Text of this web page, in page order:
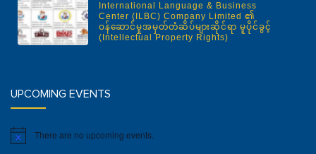
International Language & Business
Center (ILBC) Company Limited ၏
ဝန်ဆောင်မှုအမှတ်တံဆိပ်များဆိုင်ရာ မူပိုင်ခွင့်
(Intellectual Property Rights)
UPCOMING EVENTS
Notice There are no upcoming events.